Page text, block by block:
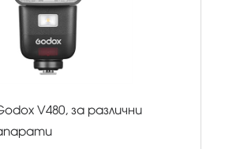
V480, за различни